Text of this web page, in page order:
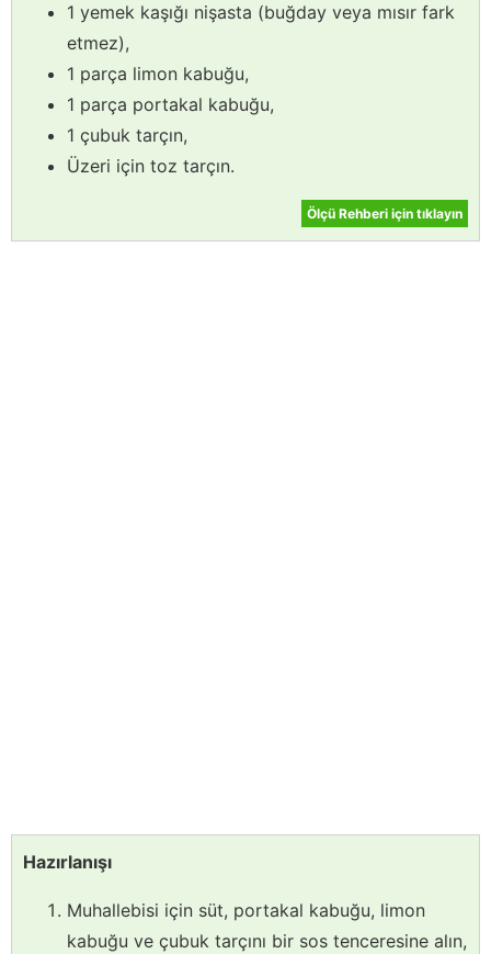
1 yemek kaşığı nişasta (buğday veya mısır fark
etmez),
1 parça limon kabuğu,
1 parça portakal kabuğu,
1 çubuk tarçın,
Üzeri için toz tarçın.
Ölçü Rehberi için tıklayın
Hazırlanışı
Muhallebisi için süt, portakal kabuğu, limon
kabuğu ve çubuk tarçını bir sos tenceresine alın,